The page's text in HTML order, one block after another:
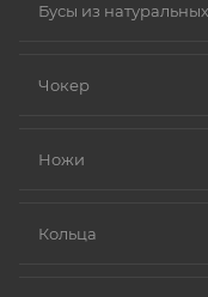
Бусы из
Чокер
Ножи
Кольца